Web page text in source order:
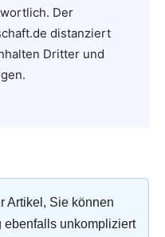
Der
distanziert
Dritter und
Artikel, Sie können
ebenfalls unkompliziert